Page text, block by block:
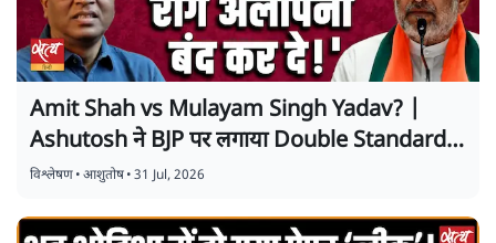
Amit Shah vs Mulayam Singh Yadav? |
Ashutosh ने BJP पर लगाया Double Standards
का आरोप
विश्लेषण•आशुतोष•31 Jul, 2026